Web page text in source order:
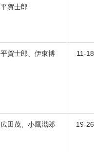
平賀士郎
平賀士郎、伊東博 11-18
広田茂、小鷹滋郎 19-26